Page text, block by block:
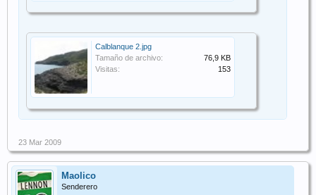
Calblanque 2.jpg
Tamaño de archivo:
76,9 KB
Visitas:
153
23 Mar 2009
Maolico
Senderero